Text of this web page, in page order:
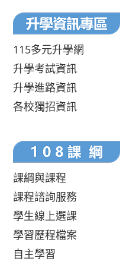
115多元升學網
升學考試資訊
升學進路資訊
各校獨招資訊
課綱與課程
課程諮詢服務
學生線上選課
學習歷程檔案
自主學習